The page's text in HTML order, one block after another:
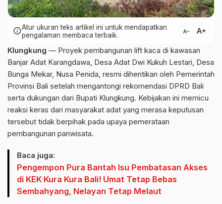
infoAtur ukuran teks artikel ini untuk mendapatkan
pengalaman membaca terbaik.
text_decrease text_increase
Klungkung — Proyek pembangunan lift kaca di kawasan
Banjar Adat Karangdawa, Desa Adat Dwi Kukuh Lestari, Desa
Bunga Mekar, Nusa Penida, resmi dihentikan oleh Pemerintah
Provinsi Bali setelah mengantongi rekomendasi DPRD Bali
serta dukungan dari Bupati Klungkung. Kebijakan ini memicu
reaksi keras dari masyarakat adat yang merasa keputusan
tersebut tidak berpihak pada upaya pemerataan
pembangunan pariwisata.
Baca juga:
Pengempon Pura Bantah Isu Pembatasan Akses
di KEK Kura Kura Bali! Umat Tetap Bebas
Sembahyang, Nelayan Tetap Melaut